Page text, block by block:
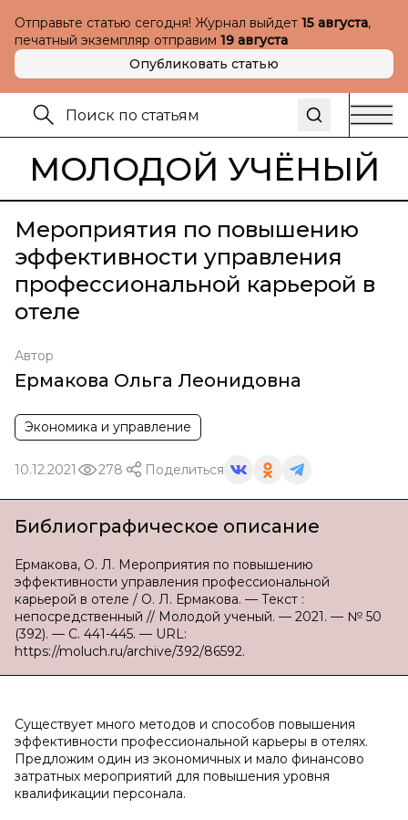
Отправьте статью сегодня! Журнал выйдет 15 августа,
печатный экземпляр отправим 19 августа
Опубликовать статью
МОЛОДОЙ УЧЁНЫЙ
Мероприятия по повышению
эффективности управления
профессиональной карьерой в
отеле
Автор
Ермакова Ольга Леонидовна
Экономика и управление
10.12.2021 278 Поделиться
Библиографическое описание
Ермакова, О. Л. Мероприятия по повышению
эффективности управления профессиональной
карьерой в отеле / О. Л. Ермакова. — Текст :
непосредственный // Молодой ученый. — 2021. — № 50
(392). — С. 441-445. — URL:
https://moluch.ru/archive/392/86592.
Существует много методов и способов повышения
эффективности профессиональной карьеры в отелях.
Предложим один из экономичных и мало финансово
затратных мероприятий для повышения уровня
квалификации персонала.